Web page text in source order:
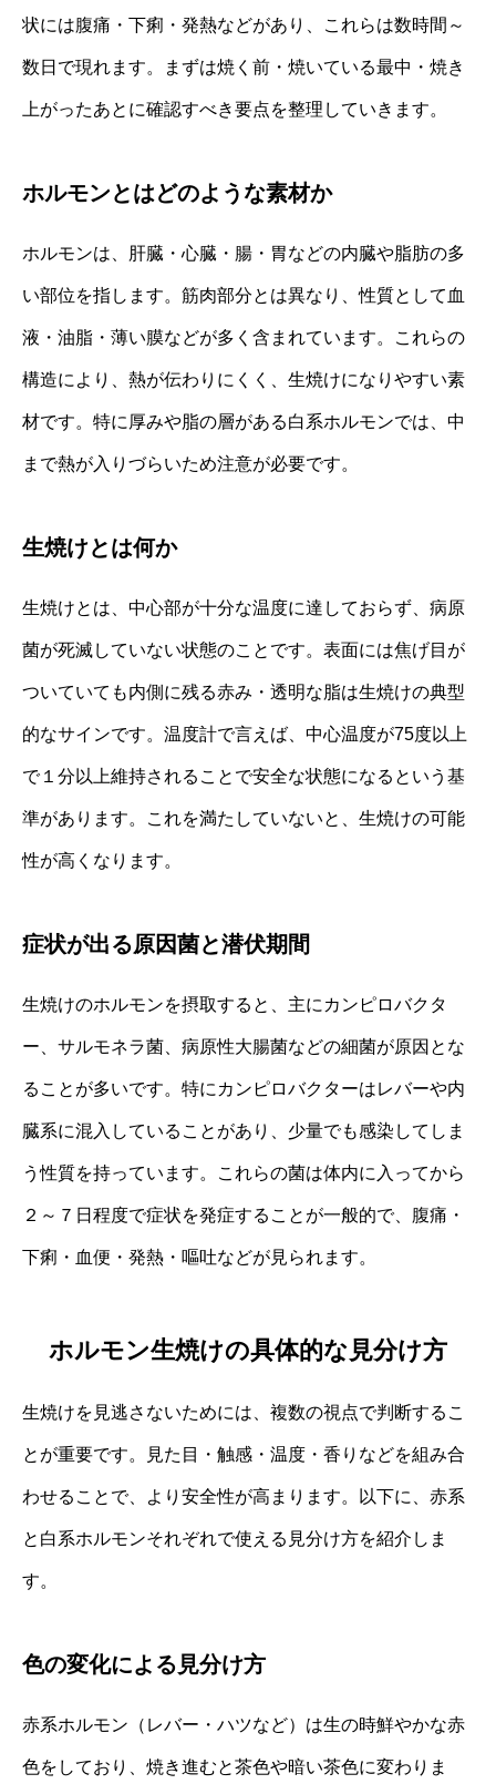
状には腹痛・下痢・発熱などがあり、これらは数時間～
数日で現れます。まずは焼く前・焼いている最中・焼き
上がったあとに確認すべき要点を整理していきます。
ホルモンとはどのような素材か
ホルモンは、肝臓・心臓・腸・胃などの内臓や脂肪の多
い部位を指します。筋肉部分とは異なり、性質として血
液・油脂・薄い膜などが多く含まれています。これらの
構造により、熱が伝わりにくく、生焼けになりやすい素
材です。特に厚みや脂の層がある白系ホルモンでは、中
まで熱が入りづらいため注意が必要です。
生焼けとは何か
生焼けとは、中心部が十分な温度に達しておらず、病原
菌が死滅していない状態のことです。表面には焦げ目が
ついていても内側に残る赤み・透明な脂は生焼けの典型
的なサインです。温度計で言えば、中心温度が75度以上
で１分以上維持されることで安全な状態になるという基
準があります。これを満たしていないと、生焼けの可能
性が高くなります。
症状が出る原因菌と潜伏期間
生焼けのホルモンを摂取すると、主にカンピロバクタ
ー、サルモネラ菌、病原性大腸菌などの細菌が原因とな
ることが多いです。特にカンピロバクターはレバーや内
臓系に混入していることがあり、少量でも感染してしま
う性質を持っています。これらの菌は体内に入ってから
２～７日程度で症状を発症することが一般的で、腹痛・
下痢・血便・発熱・嘔吐などが見られます。
ホルモン生焼けの具体的な見分け方
生焼けを見逃さないためには、複数の視点で判断するこ
とが重要です。見た目・触感・温度・香りなどを組み合
わせることで、より安全性が高まります。以下に、赤系
と白系ホルモンそれぞれで使える見分け方を紹介しま
す。
色の変化による見分け方
赤系ホルモン（レバー・ハツなど）は生の時鮮やかな赤
色をしており、焼き進むと茶色や暗い茶色に変わりま